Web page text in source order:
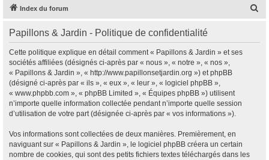
Index du forum
Papillons & Jardin - Politique de confidentialité
Cette politique explique en détail comment « Papillons & Jardin » et ses
sociétés affiliées (désignés ci-après par « nous », « notre », « nos »,
« Papillons & Jardin », « http://www.papillonsetjardin.org ») et phpBB
(désigné ci-après par « ils », « eux », « leur », « logiciel phpBB »,
« www.phpbb.com », « phpBB Limited », « Équipes phpBB ») utilisent
n’importe quelle information collectée pendant n’importe quelle session
d’utilisation de votre part (désignée ci-après par « vos informations »).
Vos informations sont collectées de deux manières. Premièrement, en
naviguant sur « Papillons & Jardin », le logiciel phpBB créera un certain
nombre de cookies, qui sont des petits fichiers textes téléchargés dans les